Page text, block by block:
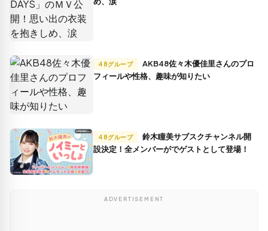
48グループ
フィールや性格、趣味が知りたい
48グループ
設決定！全メンバーがでゲストとして登場！
ADVERTISEMENT